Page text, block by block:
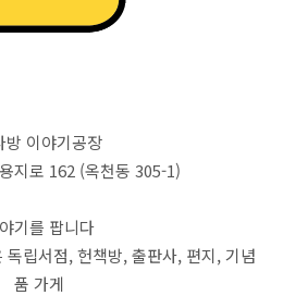
방 이야기공장
지로 162 (옥천동 305-1)
기를 팝니다
립서점, 헌책방, 출판사, 편지, 기념
품 가게